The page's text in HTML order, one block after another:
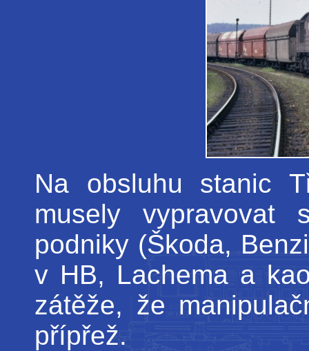
Na obsluhu stanic
musely vypravovat
podniky (Škoda,
v HB, Lachema a
zátěže, že
přípřež.